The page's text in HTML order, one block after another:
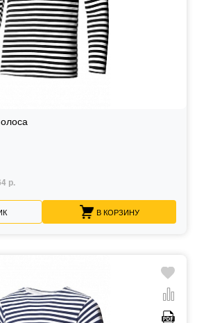
р.
В КОРЗИНУ